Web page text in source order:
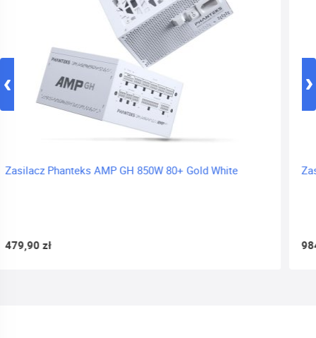
Zasilacz Antec HCG1000 PRO Platinum ATX 3.1 1000W
984,90 zł